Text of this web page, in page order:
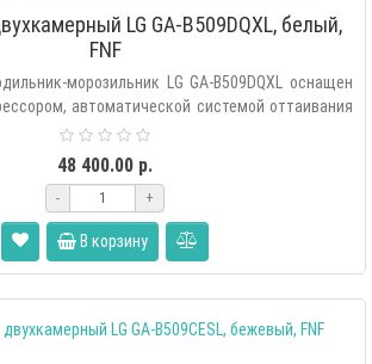
LG GA-B509DQXL, белый,
FNF
морозильник LG GA-B509DQXL оснащен
автоматической системой оттаивания
48 400.00 р.
- +
В корзину